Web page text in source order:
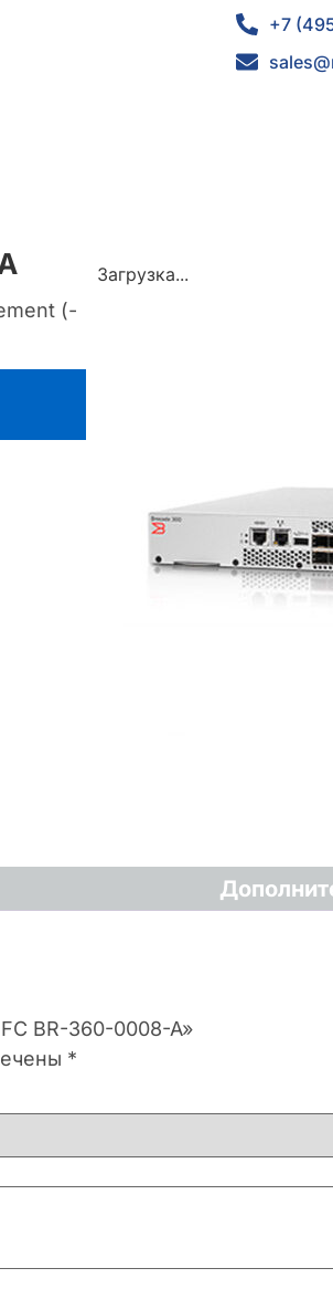
+7
(-
Загрузка...
BR-360-0008-A»
*